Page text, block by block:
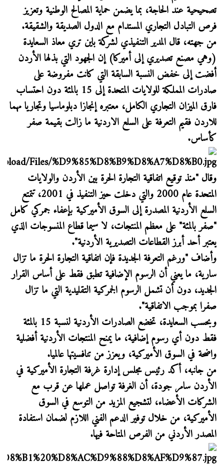
تصحيحية عند الحاجة، بما يضمن حماية المصالح الوطنية وتعزيز
فرص التبادل التجاري المستدام مع الدول الصديقة والشقيقة.
من جهته، قال المدير التنفيذي لشركة باين تري معاذ السعايدة
(وهي مصنع تصديري إلى أميركا) إن الجهود التي بذلها الأردن
أفضت إلى خفض النسبة السابقة التي كانت مفروضة على
صادرات المملكة للولايات المتحدة إلى 15 بالمئة دون احتساب
فارق الميزان التجاري الكامل، معتبره إنجازا دبلوماسيا وتجاريا مهما
للاردن فقيم التعرفة على السلع الاردنية ما زالت بقيمة صفر
كأساس.
وقال "منذ توقيع اتفاقية التجارة الحرة بين الأردن والولايات
المتحدة عام 2000 والتي دخلت حيز التنفيذ في 2001، تتمتع
السلع الأردنية المصدرة إلى السوق الأميركية بإعفاء جمركي كامل
"صفر بالمئة" على معظم المنتجات، لا سيما قطاع المنسوجات الذي
يعتبر أحد أبرز القطاعات التصديرية الأردنية".
وأضاف "ورغم التعرفة الجديدة فإن اتفاقية التجارة الحرة ما تزال
سارية، ما يعني أن الرسوم الإضافية تطبق فقط على أساس القرار
الجديد، دون أن تشمل الرسوم الجمركية التقليدية التي ما تزال
صفرا بموجب الاتفاقية".
وبحسب السعايدة، تخضع الصادرات الأردنية لنسبة 15 بالمئة
فقط دون أي رسوم إضافية، ما يمنح المنتجات الأردنية أفضلية
واضحة في السوق الأميركية، ويعزز من تنافسيتها عالميا.
من جانبه، أكد رئيس مجلس إدارة غرفة التجارة الأميركية في
الأردن سامر جودة، أن الغرفة تواصل عملها عن قرب مع
الشركات الأعضاء، لتشجيع المزيد من التوسع في السوق
الأميركية، من خلال توفير الدعم الفني اللازم لضمان استفادة
المصدر الأردني من الفرص المتاحة فيها.